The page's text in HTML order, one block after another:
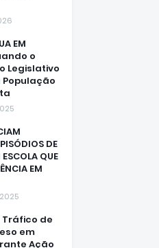
EM
o
Legislativo
População
DE
QUE
EM
Tráfico de
em
Ação